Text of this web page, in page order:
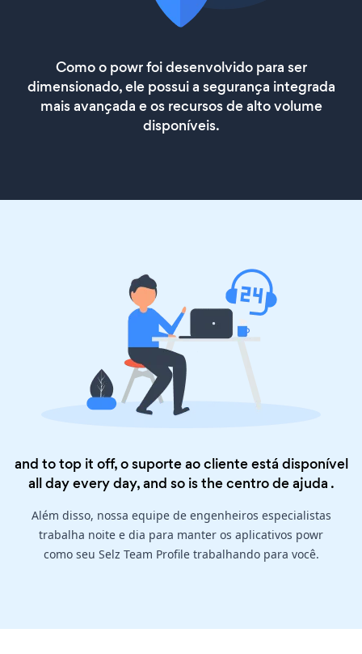
Como o powr foi desenvolvido para ser
dimensionado, ele possui a segurança integrada
mais avançada e os recursos de alto volume
disponíveis.
and to top it off, o suporte ao cliente está disponível
all day every day, and so is thecentro de ajuda .
Além disso, nossa equipe de engenheiros especialistas
trabalha noite e dia para manter os aplicativos powr
como seu Selz Team Profile trabalhando para você.